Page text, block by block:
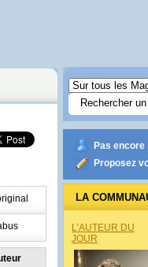
Pas
Proposez
LA
L’AUTEUR DU
JOUR